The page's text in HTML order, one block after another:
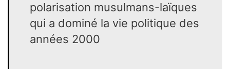
polarisation musulmans-laïques
qui a dominé la vie politique des
années 2000